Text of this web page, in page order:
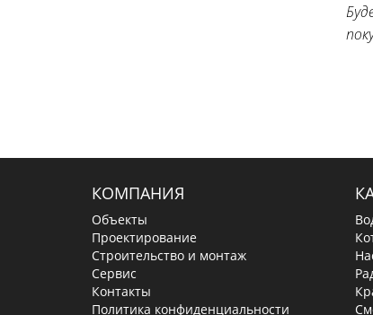
КОМПАНИЯ
Объекты
Проектирование
Строительство и монтаж
Сервис
Контакты
Политика конфиденциальности